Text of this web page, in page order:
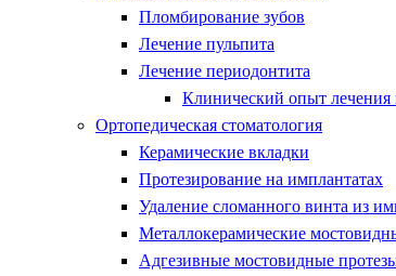
Пломбирование зубов
Лечение пульпита
Лечение периодонтита
Клинический опыт лечения
Ортопедическая стоматология
Керамические вкладки
Протезирование на имплантатах
Удаление сломанного винта из
Металлокерамические
Адгезивные мостовидные